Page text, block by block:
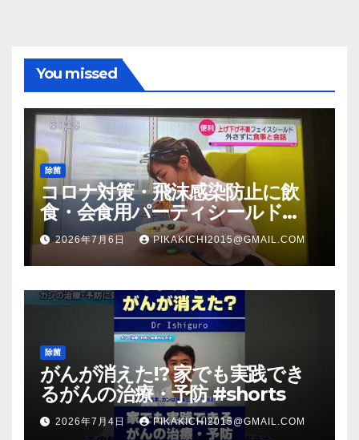
You missed
除菌
コロナ対策・飛沫感染防止に飲
食・会食用パーティシールド
（マスク会食代替品）ＦＢＣ福井
放送のＴＶ番組での紹介映像
2026年7月6日 PIKAKICHI2015@GMAIL.COM
除菌
がんが消えた!? 家でも実践でき
るがんの治療・予防 #shorts
2026年7月4日 PIKAKICHI2015@GMAIL.COM